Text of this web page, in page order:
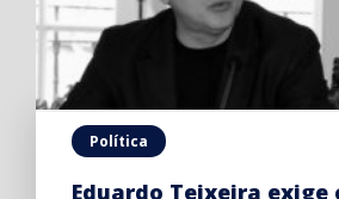
Política
Eduardo Teixeira exige